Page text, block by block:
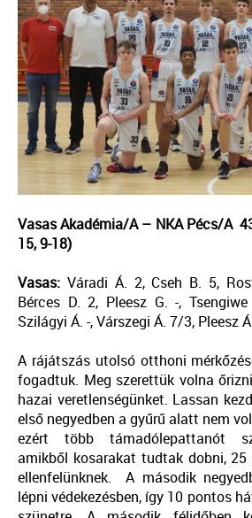
Vasas Akadémia/A – NKA Pécs/A
15, 9-18)
Vasas: Váradi Á. 2, Cseh B. 5,
Bérces D. 2, Pleesz G. -,
Szilágyi Á. -, Várszegi Á. 7/3, Pleesz
A rájátszás utolsó otthoni
fogadtuk. Meg szerettük volna
hazai veretlenségünket. Lassan
első negyedben a gyűrű alatt nem
ezért több támadólepattanót
amikből kosarakat tudtak dobni,
ellenfelünknek. A második
lépni védekezésben, így 10 pontos